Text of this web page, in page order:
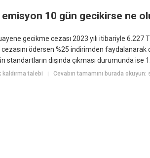
emisyon 10 gün gecikirse ne
gecikme cezası 2023 yılı itibariyle
ödersen %25 indirimden
standartların dışında çıkması durumunda ise
kaldırma talebi | Cevabın tamamını burada